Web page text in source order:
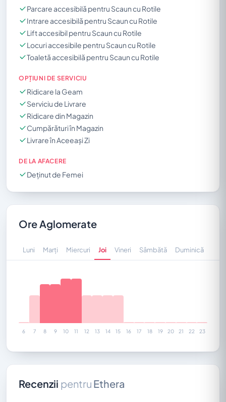
Parcare accesibilă pentru Scaun cu Rotile
Intrare accesibilă pentru Scaun cu Rotile
Lift accesibil pentru Scaun cu Rotile
Locuri accesibile pentru Scaun cu Rotile
Toaletă accesibilă pentru Scaun cu Rotile
OPȚIUNI DE SERVICIU
Ridicare la Geam
Serviciu de Livrare
Ridicare din Magazin
Cumpărături în Magazin
Livrare în Aceeași Zi
DE LA AFACERE
Deținut de Femei
Ore Aglomerate
Luni Marți Miercuri Joi Vineri Sâmbătă Duminică
6 7 8 9 10 11 12 13 14 15 16 17 18 19 20 21 22 23
Recenzii pentru Ethera